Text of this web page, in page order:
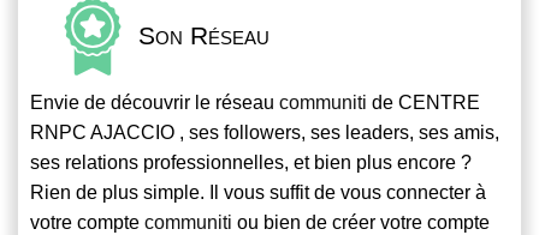
Son Réseau
Envie de découvrir le réseau communiti de CENTRE
RNPC AJACCIO , ses followers, ses leaders, ses amis,
ses relations professionnelles, et bien plus encore ?
Rien de plus simple. Il vous suffit de vous connecter à
votre compte communiti ou bien de créer votre compte